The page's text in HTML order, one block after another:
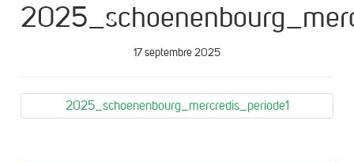
17 septembre 2025
2025_schoenenbourg_mercredis_periode1